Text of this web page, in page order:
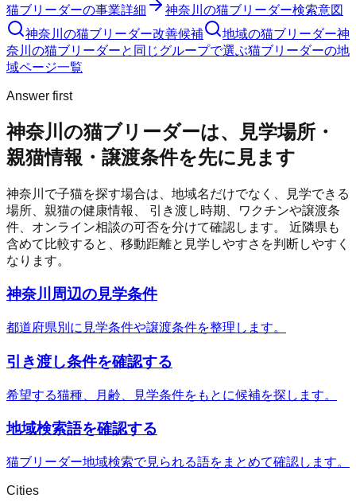
猫ブリーダーの事業詳細
神奈川の猫ブリーダー検索意図
神奈川の猫ブリーダー改善候補
地域の猫ブリーダー神
奈川の猫ブリーダーと同じグループで選ぶ猫ブリーダーの地
域ページ一覧
Answer first
神奈川の猫ブリーダーは、見学場所・
親猫情報・譲渡条件を先に見ます
神奈川 で子猫を探す場合は、地域名だけでなく、見学できる
場所、親猫の健康情報、 引き渡し時期、ワクチンや譲渡条
件、オンライン相談の可否を分けて確認します。 近隣県も
含めて比較すると、移動距離と見学しやすさを判断しやすく
なります。
神奈川周辺の見学条件
都道府県別に見学条件や譲渡条件を整理します。
引き渡し条件を確認する
希望する猫種、月齢、見学条件をもとに候補を探します。
地域検索語を確認する
猫ブリーダー地域検索で見られる語をまとめて確認します。
Cities